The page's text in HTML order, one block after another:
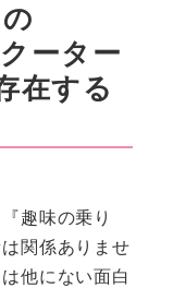
ーター
在する
趣味の乗り
関係ありませ
他にない面白